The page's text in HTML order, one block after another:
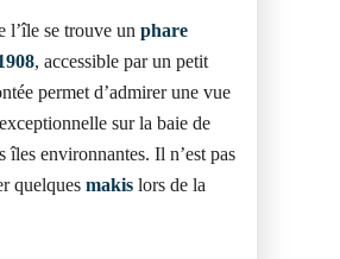
l’île se trouve un phare
, accessible par un petit
permet d’admirer une vue
sur la baie de
îles environnantes. Il n’est pas
quelques makis lors de la